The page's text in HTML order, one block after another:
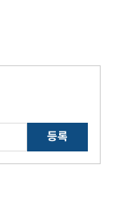
등록